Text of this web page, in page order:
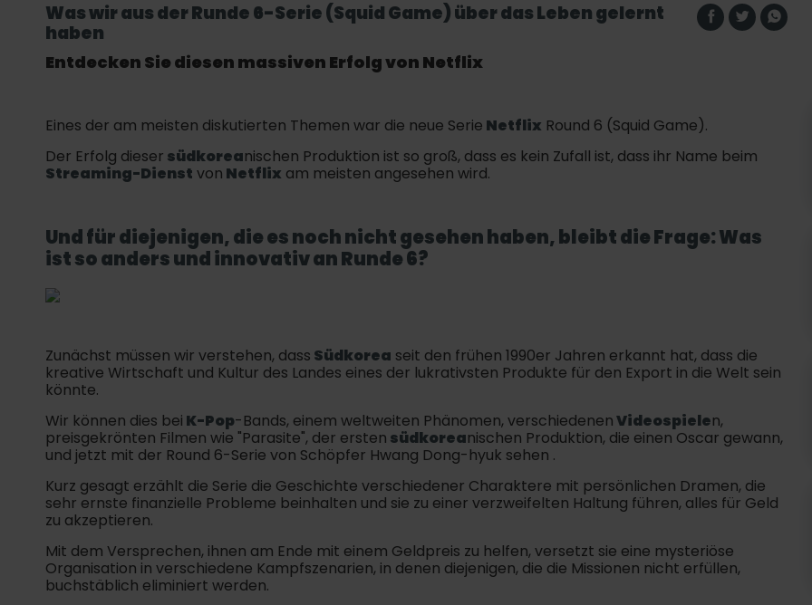
Was wir aus der Runde 6-Serie (Squid Game) über das Leben gelernt
haben
Entdecken Sie diesen massiven Erfolg von Netflix
Eines der am meisten diskutierten Themen war die neue Serie Netflix Round 6 (Squid Game).
Der Erfolg dieser südkoreanischen Produktion ist so groß, dass es kein Zufall ist, dass ihr Name beim
Streaming-Dienst von Netflix am meisten angesehen wird.
Und für diejenigen, die es noch nicht gesehen haben, bleibt die Frage: Was
ist so anders und innovativ anRunde 6?
Zunächst müssen wir verstehen, dass Südkorea seit den frühen 1990er Jahren erkannt hat, dass die
kreative Wirtschaft und Kultur des Landes eines der lukrativsten Produkte für den Export in die Welt sein
könnte.
Wir können dies bei K-Pop-Bands, einem weltweiten Phänomen, verschiedenenVideospielen,
preisgekrönten Filmen wie "Parasite", der ersten südkoreanischen Produktion, die einen Oscar gewann,
und jetzt mit der Round 6-Serie von Schöpfer Hwang Dong-hyuk sehen .
Kurz gesagt erzählt die Serie die Geschichte verschiedener Charaktere mit persönlichen Dramen, die
sehr ernste finanzielle Probleme beinhalten und sie zu einer verzweifelten Haltung führen, alles für Geld
zu akzeptieren.
Mit dem Versprechen, ihnen am Ende mit einem Geldpreis zu helfen, versetzt sie eine mysteriöse
Organisation in verschiedene Kampfszenarien, in denen diejenigen, die die Missionen nicht erfüllen,
buchstäblich eliminiert werden.